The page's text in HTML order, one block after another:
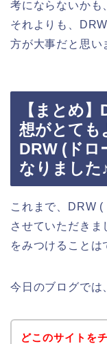
考にならないかも
それよりも、
方が大事だと思い
【まとめ
想がとても
DRW (ドロ
なりました
これまで、DRW
させていただき
をみつけることは
今日のブログでは
どこのサイトを